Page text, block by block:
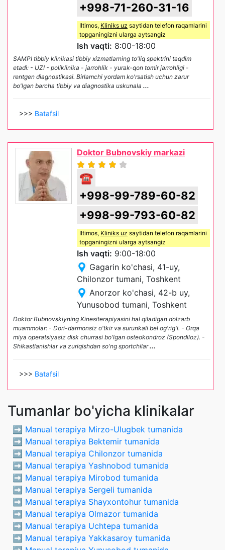
+998-71-260-31-16
Iltimos, Kliniks uz saytidan telefon raqamlarini
topganingizni ularga aytsangiz
Ish vaqti: 8:00-18:00
SAMPI tibbiy klinikasi tibbiy xizmatlarning to'liq spektrini taqdim
etadi: - UZI - poliklinika - jarrohlik - yurak-qon tomir jarrohligi -
rentgen diagnostikasi. Birlamchi yordam ko'rsatish uchun zarur
bo'lgan barcha tibbiy va diagnostika uskunala ...
>>> Batafsil
Doktor Bubnovskiy markazi
☎
+998-99-789-60-82
+998-99-793-60-82
Iltimos, Kliniks uz saytidan telefon raqamlarini
topganingizni ularga aytsangiz
Ish vaqti: 9:00-18:00
Gagarin ko'chasi, 41-uy,
Chilonzor tumani, Toshkent
Anorzor ko'chasi, 42-b uy,
Yunusobod tumani, Toshkent
Doktor Bubnovskiyning Kinesiterapiyasini hal qiladigan dolzarb
muammolar: - Dori-darmonsiz o'tkir va surunkali bel og'rig'i. - Orqa
miya operatsiyasiz disk churrasi bo'lgan osteokondroz (Spondiloz). -
Shikastlanishlar va zuriqishdan so'ng sportchilar...
>>> Batafsil
Tumanlar bo'yicha klinikalar
➡️ Manual terapiya Mirzo-Ulugbek tumanida
➡️ Manual terapiya Bektemir tumanida
➡️ Manual terapiya Chilonzor tumanida
➡️ Manual terapiya Yashnobod tumanida
➡️ Manual terapiya Mirobod tumanida
➡️ Manual terapiya Sergeli tumanida
➡️ Manual terapiya Shayxontohur tumanida
➡️ Manual terapiya Olmazor tumanida
➡️ Manual terapiya Uchtepa tumanida
➡️ Manual terapiya Yakkasaroy tumanida